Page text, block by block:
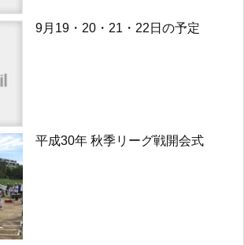
9月19・20・21・22日の予定
平成30年 秋季リーグ戦開会式